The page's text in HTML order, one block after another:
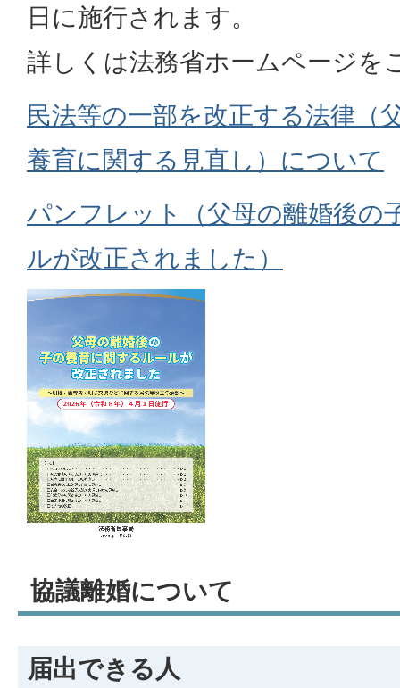
日に施行されます。
詳しくは法務省ホームページを
民法等の一部を改正する法律（
養育に関する見直し）について
パンフレット（父母の離婚後の
ルが改正されました）
協議離婚について
届出できる人